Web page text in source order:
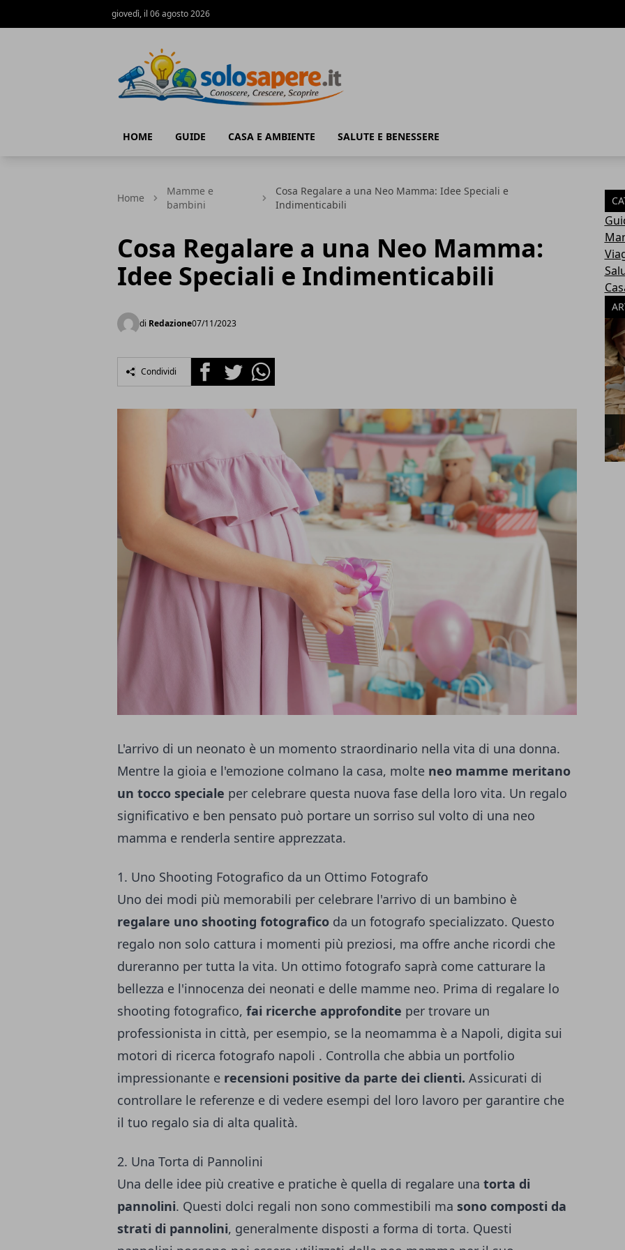
giovedì, il 06 agosto 2026
HOME GUIDE CASA E AMBIENTE SALUTE E BENESSERE
Home
Mamme e
bambini
Cosa Regalare a una Neo Mamma: Idee Speciali e
Indimenticabili
Cosa Regalare a una Neo Mamma:
Idee Speciali e Indimenticabili
di Redazione07/11/2023
Condividi FacebookTwitterWhatsapp
L'arrivo di un neonato è un momento straordinario nella vita di una donna.
Mentre la gioia e l'emozione colmano la casa, molte neo mamme meritano
un tocco speciale per celebrare questa nuova fase della loro vita. Un regalo
significativo e ben pensato può portare un sorriso sul volto di una neo
mamma e renderla sentire apprezzata.
1. Uno Shooting Fotografico da un Ottimo Fotografo
Uno dei modi più memorabili per celebrare l'arrivo di un bambino è
regalare uno shooting fotografico da un fotografo specializzato. Questo
regalo non solo cattura i momenti più preziosi, ma offre anche ricordi che
dureranno per tutta la vita. Un ottimo fotografo saprà come catturare la
bellezza e l'innocenza dei neonati e delle mamme neo. Prima di regalare lo
shooting fotografico, fai ricerche approfondite per trovare un
professionista in città, per esempio, se la neomamma è a Napoli, digita sui
motori di ricerca fotografo napoli . Controlla che abbia un portfolio
impressionante e recensioni positive da parte dei clienti. Assicurati di
controllare le referenze e di vedere esempi del loro lavoro per garantire che
il tuo regalo sia di alta qualità.
2. Una Torta di Pannolini
Una delle idee più creative e pratiche è quella di regalare una torta di
pannolini. Questi dolci regali non sono commestibili ma sono composti da
strati di pannolini, generalmente disposti a forma di torta. Questi